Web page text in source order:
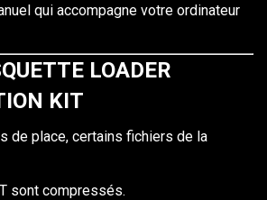
qui accompagne votre ordinateur
LOADER
KIT
de place, certains fichiers de la
sont compressés.